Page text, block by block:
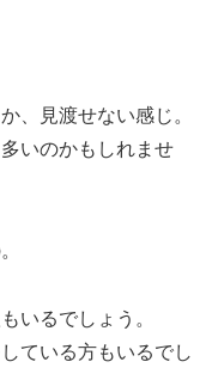
、見渡せない感じ。
いのかもしれませ
いるでしょう。
ている方もいるでし